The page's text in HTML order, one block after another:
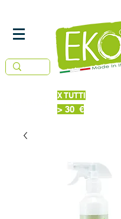
> 30 €
X TUTTI